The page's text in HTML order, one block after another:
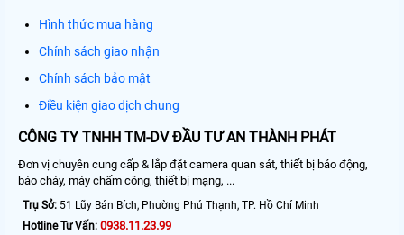
Hình thức mua hàng
Chính sách giao nhận
Chính sách bảo mật
Điều kiện giao dịch chung
CÔNG TY TNHH TM-DV ĐẦU TƯ AN THÀNH PHÁT
Đơn vị chuyên cung cấp & lắp đặt camera quan sát, thiết bị báo động,
báo cháy, máy chấm công, thiết bị mạng, ...
Trụ Sở: 51 Lũy Bán Bích, Phường Phú Thạnh, TP. Hồ Chí Minh
Hotline Tư Vấn: 0938.11.23.99